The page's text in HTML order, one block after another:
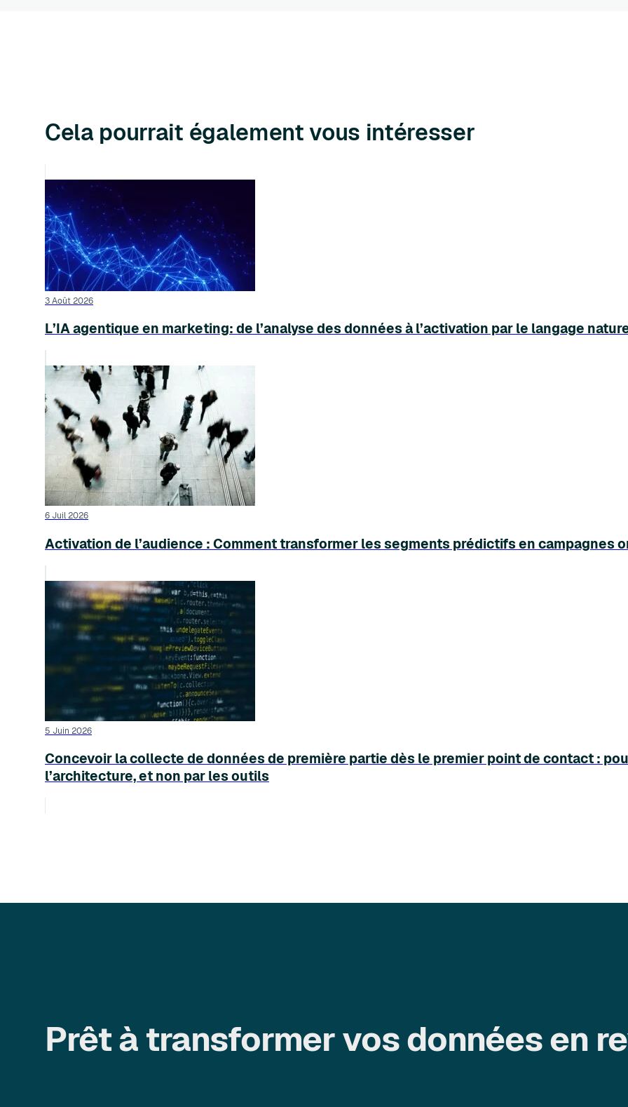
Cela pourrait également vous intéresser
3 Août 2026
L’IA agentique en marketing: de l’analyse des données à l’activation par le langage
6 Juil 2026
Activation de l’audience : Comment transformer les segments prédictifs en campagnes
5 Juin 2026
Concevoir la collecte de données de première partie dès le premier point de contact :
l’architecture, et non par les outils
Prêt à transformer vos données en